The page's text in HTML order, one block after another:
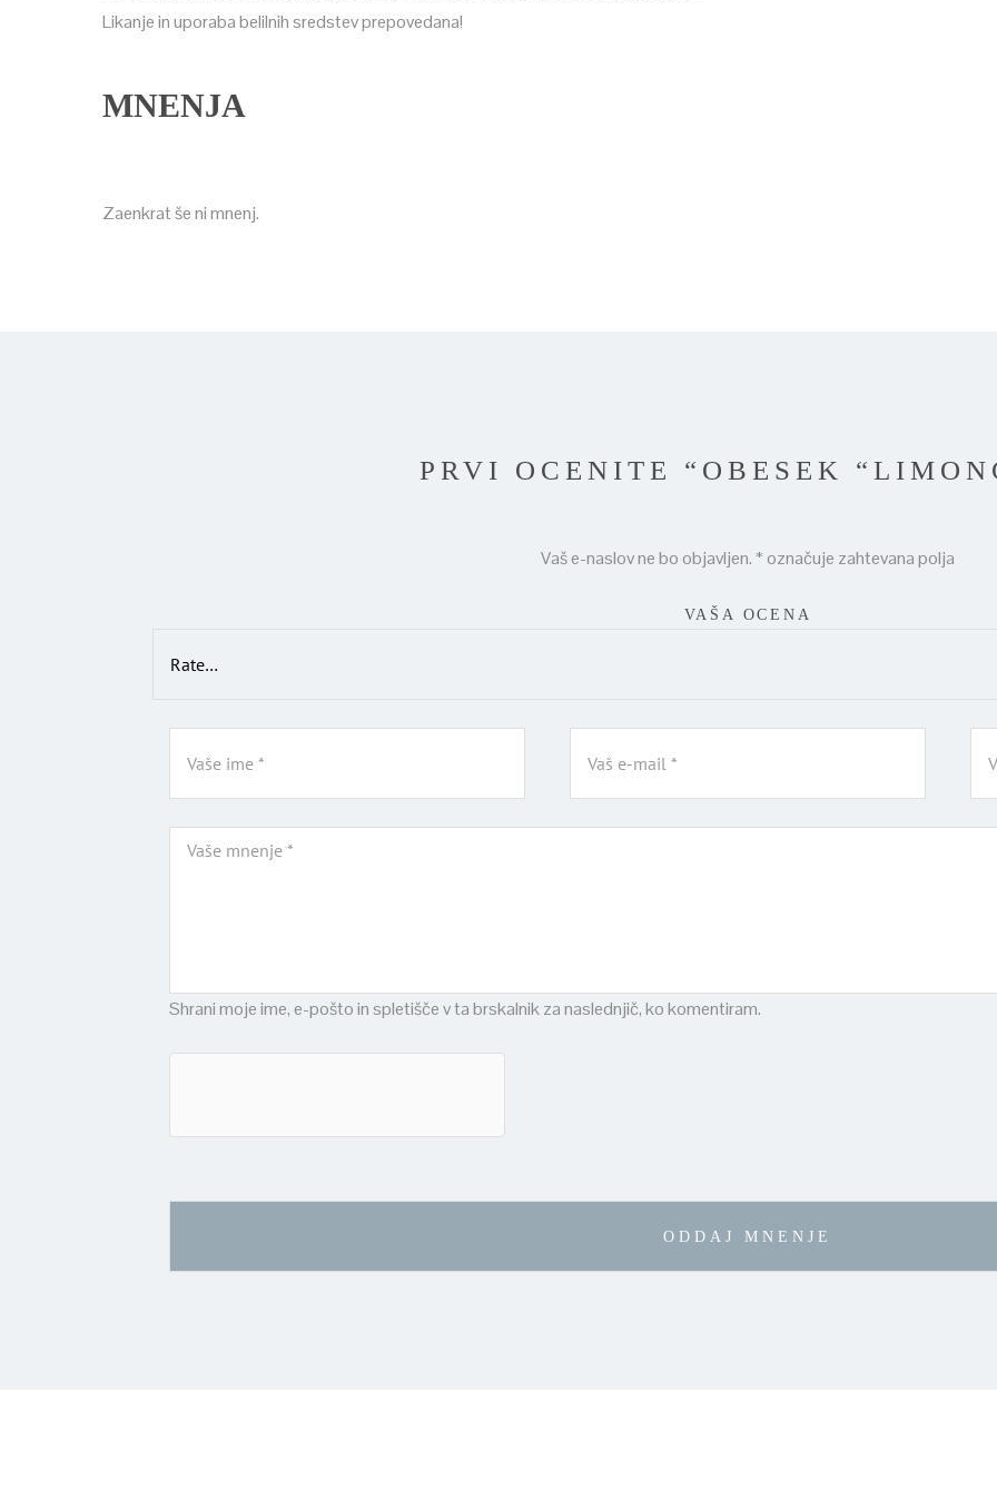
Likanje in uporaba belilnih sredstev prepovedana!
MNENJA
Zaenkrat še ni mnenj.
PRVI OCENITE “OBESEK
Vaš e-naslov ne bo objavljen.* označuje zahtevana polja
VAŠA OCENA
Shrani moje ime, e-pošto in spletišče v ta brskalnik za naslednjič, ko komentiram.